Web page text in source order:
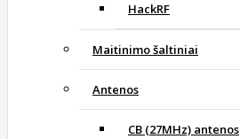
HackRF
Maitinimo šaltiniai
Antenos
CB (27MHz) antenos